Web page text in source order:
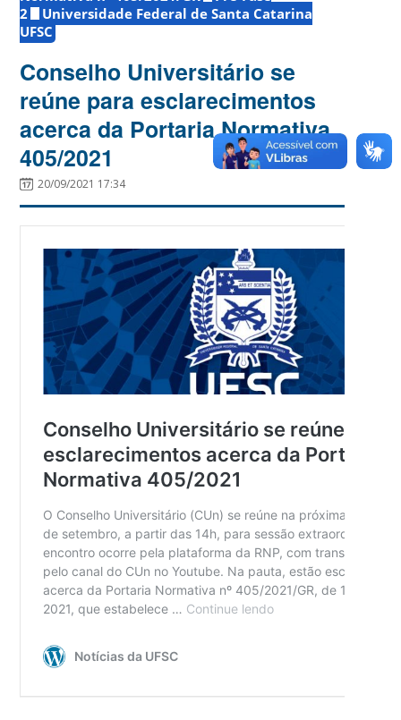
2
Universidade Federal de Santa Catarina
UFSC
Conselho Universitário se
reúne para esclarecimentos
acerca da Portaria Normativa
405/2021
20/09/2021 17:34